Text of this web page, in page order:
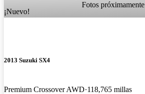
Fotos próximamente
¡Nuevo!
2013 Suzuki SX4
Premium Crossover AWD 118,765 millas